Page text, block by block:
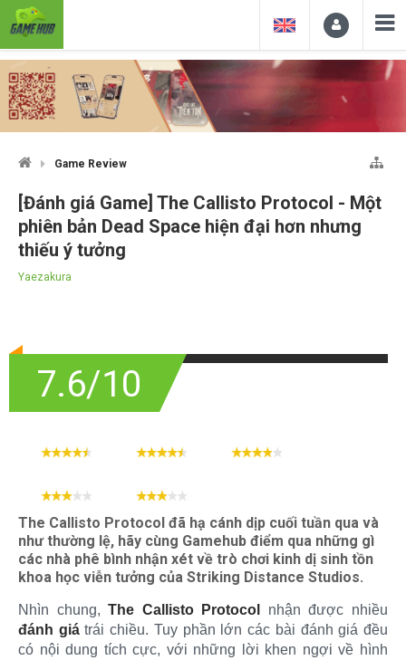
Game Review
[Đánh giá Game] The Callisto Protocol - Một
phiên bản Dead Space hiện đại hơn nhưng
thiếu ý tưởng
Yaezakura
7.6/10
The Callisto Protocol đã hạ cánh dịp cuối tuần qua và
như thường lệ, hãy cùng Gamehub điểm qua những gì
các nhà phê bình nhận xét về trò chơi kinh dị sinh tồn
khoa học viễn tưởng của Striking Distance Studios.
Nhìn chung,The Callisto Protocol
nhận được nhiều
đánh giátrái chiều. Tuy phần lớn các bài đánh giá đều
có nội dung tích cực, với những lời khen ngợi về hình